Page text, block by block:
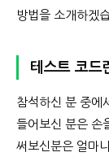
방법을 소개하겠
테스트 코드
참석하신 분 중에
들어보신 분은 손
써보신분은 얼마